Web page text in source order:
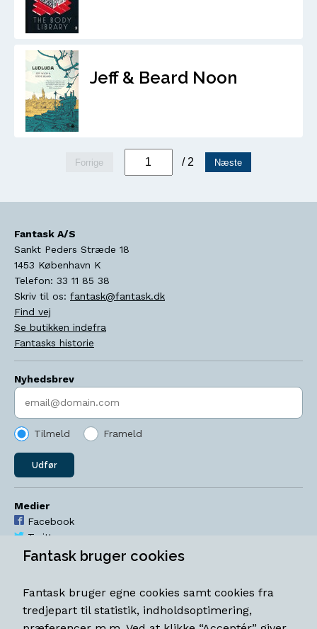
Jeff & Beard Noon
Forrige / 2 Næste
Fantask A/S
Sankt Peders Stræde 18
1453 København K
Telefon: 33 11 85 38
Skriv til os: fantask@fantask.dk
Find vej
Se butikken indefra
Fantasks historie
Nyhedsbrev
Indtast søgeord
Tilmeld Frameld
Udfør
Medier
Facebook
Twitter
YouTube
Åbningstider
Mandag-torsdag 11-18
Fantask bruger cookies
Fantask bruger egne cookies samt cookies fra
tredjepart til statistik, indholdsoptimering,